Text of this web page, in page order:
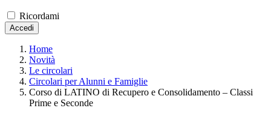
Ricordami
Accedi
Home
Novità
Le circolari
Circolari per Alunni e Famiglie
Corso di LATINO di Recupero e Consolidamento – Classi
Prime e Seconde